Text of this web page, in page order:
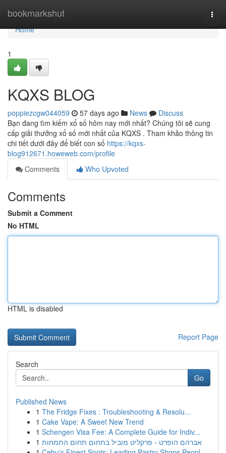
bookmarkshut
Home
Home
1
KQXS BLOG
poppiezcgw044059 57 days ago News
Discuss
Bạn đang tìm kiếm xổ số hôm nay mới nhất? Chúng tôi sẽ cung
cấp giải thưởng xổ số mới nhất của KQXS . Tham khảo thông tin
chi tiết dưới đây để biết con số https://kqxs-
blog912671.howeweb.com/profile
Comments
Who Upvoted
Comments
Submit a Comment
No HTML
HTML is disabled
Report Page
Search
Go
Published News
1 The Fridge Fixes : Troubleshooting & Resolu...
1 Cake Vape: A Sweet New Trend
1 Schengen Visa Fee: A Complete Guide for Indiv...
1 אברהם הופרט - פרקליט מוביל בתחום תחום התמחות